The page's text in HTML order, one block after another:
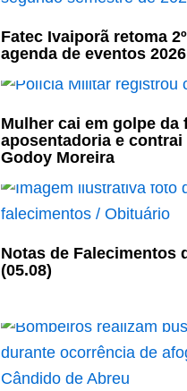
Fatec Ivaiporã retoma
agenda de eventos 2026
Mulher cai em golpe da
aposentadoria e
Godoy Moreira
Notas de Falecimentos
(05.08)